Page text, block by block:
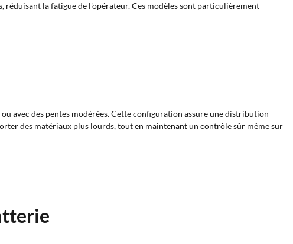
réduisant la fatigue de l'opérateur. Ces modèles sont particulièrement
avec des pentes modérées. Cette configuration assure une distribution
des matériaux plus lourds, tout en maintenant un contrôle sûr même sur